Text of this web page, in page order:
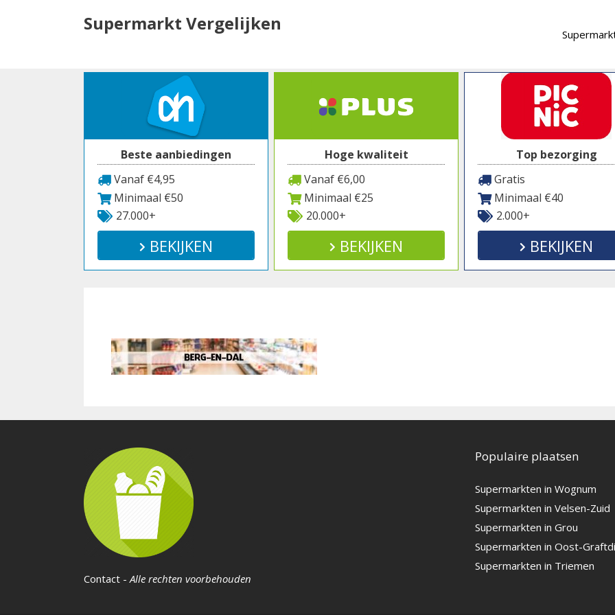
Supermarkt Vergelijken
Beste aanbiedingen
Vanaf €4,95
Minimaal €50
27.000+
BEKIJKEN
Hoge kwaliteit
Vanaf €6,00
Minimaal €25
20.000+
BEKIJKEN
Top bezorging
Gratis
Minimaal €40
2.000+
BEKIJKEN
Contact -Alle rechten voorbehouden
Populaire plaatsen
Supermarkten in Wognum
Supermarkten in Velsen-Zuid
Supermarkten in Grou
Supermarkten in Oost-
Supermarkten in Triemen